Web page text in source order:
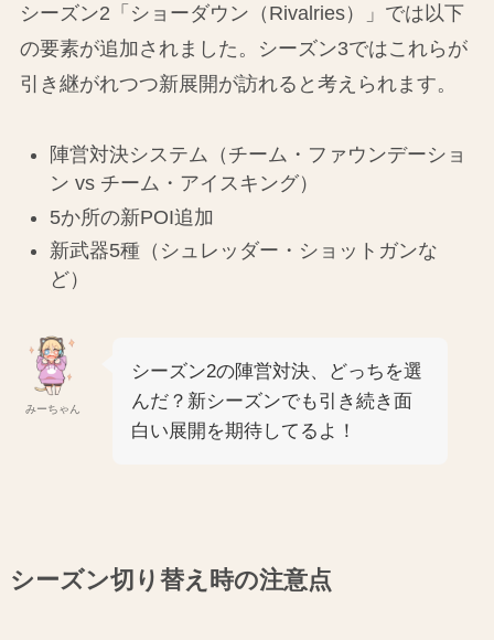
シーズン2「ショーダウン（Rivalries）」では以下
の要素が追加されました。シーズン3ではこれらが
引き継がれつつ新展開が訪れると考えられます。
陣営対決システム（チーム・ファウンデーショ
ン vs チーム・アイスキング）
5か所の新POI追加
新武器5種（シュレッダー・ショットガンな
ど）
みーちゃん
シーズン2の陣営対決、どっちを選
んだ？新シーズンでも引き続き面
白い展開を期待してるよ！
シーズン切り替え時の注意点